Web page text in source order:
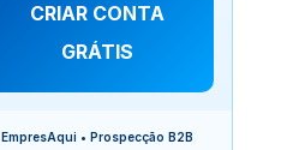
CRIAR CONTA
GRÁTIS
EmpresAqui • Prospecção B2B